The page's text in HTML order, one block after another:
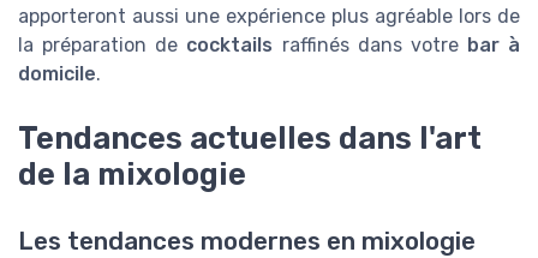
apporteront aussi une expérience plus agréable lors de
la préparation de cocktails raffinés dans votre bar à
domicile.
Tendances actuelles dans l'art
de la mixologie
Les tendances modernes en mixologie